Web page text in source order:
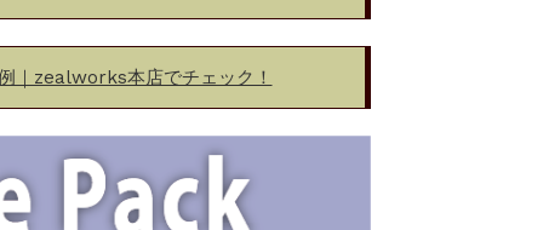
｜zealworks本店でチェック！